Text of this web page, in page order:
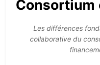
Consortium
Les différences
collaborative du